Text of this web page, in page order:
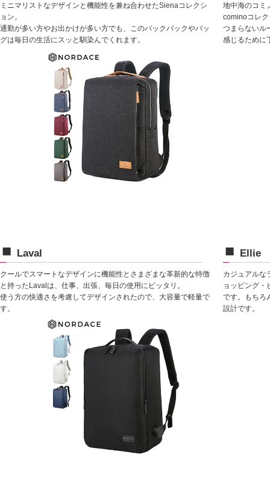
ミニマリストなデザインと機能性を兼ね合わせたSienaコレクシ
ョン。
通勤が多い方やお出かけが多い方でも、このバックパックやバッ
グは毎日の生活にスッと馴染んでくれます。
地中海のコミ
cominoコレ
つまらないル
感じるために
Laval
クールでスマートなデザインに機能性とさまざまな革新的な特徴
と持ったLavalは、仕事、出張、毎日の使用にピッタリ。
使う方の快適さを考慮してデザインされたので、大容量で軽量で
す。
Ellie
カジュアルな
ョッピング・
です。もちろ
設計です。